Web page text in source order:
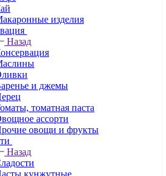
изделия
Назад
и джемы
томатная паста
ассорти
овощи и фрукты
Назад
кунжутные